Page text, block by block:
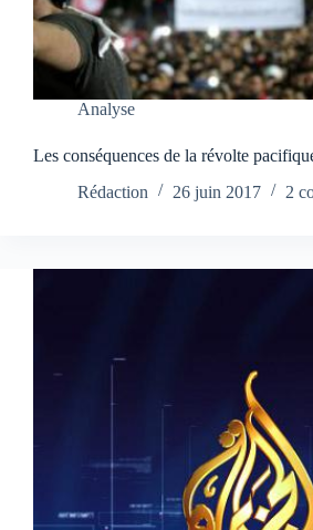
Analyse
Les conséquences de la révolte
Rédaction
26 juin 2017 2